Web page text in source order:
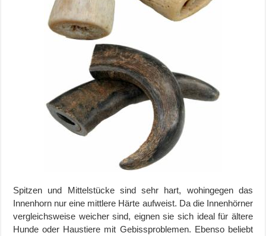
Spitzen und Mittelstücke sind sehr hart, wohingegen das
Innenhorn nur eine mittlere Härte aufweist. Da die Innenhörner
vergleichsweise weicher sind, eignen sie sich ideal für ältere
Hunde oder Haustiere mit Gebissproblemen. Ebenso beliebt